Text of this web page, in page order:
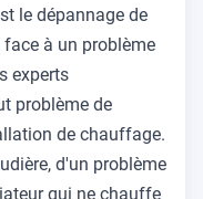
le dépannage de
à un problème
experts
problème de
de chauffage.
d'un problème
qui ne chauffe